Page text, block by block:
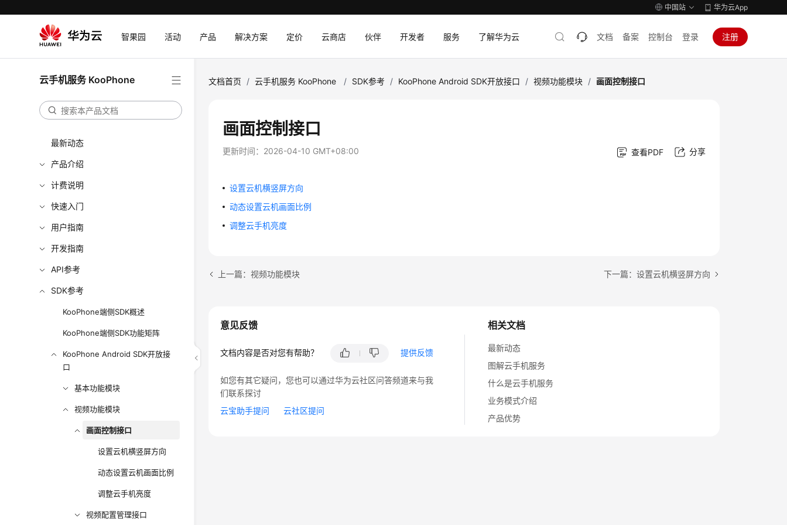
中国站 华为云App
智果园 活动 产品 解决方案 定价 云商店 伙伴 开发者 服务 了解华为云 文档 备案 控制台 登录 注册
云手机服务 KooPhone
最新动态
产品介绍
计费说明
快速入门
用户指南
开发指南
API参考
SDK参考
KooPhone端侧SDK概述
KooPhone端侧SDK功能矩阵
KooPhone Android SDK开放接
口
基本功能模块
视频功能模块
画面控制接口
设置云机横竖屏方向
动态设置云机画面比例
调整云手机亮度
视频配置管理接口
文档首页 / 云手机服务 KooPhone / SDK参考 / KooPhone Android SDK开放接口 / 视频功能模块 / 画面控制接口
画面控制接口
更新时间： 2026-04-10 GMT+08:00 查看PDF 分享
设置云机横竖屏方向
动态设置云机画面比例
调整云手机亮度
上一篇：视频功能模块 下一篇：设置云机横竖屏方向
相关文档
最新动态
图解云手机服务
什么是云手机服务
业务模式介绍
产品优势
意见反馈
文档内容是否对您有帮助？ 提供反馈
如您有其它疑问，您也可以通过华为云社区问答频道来与我
们联系探讨
云宝助手提问
云社区提问